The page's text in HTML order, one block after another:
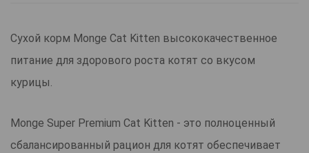
Сухой корм Monge Cat Kitten высококачественное
питание для здорового роста котят со вкусом
курицы.
Monge Super Premium Cat Kitten - это полноценный
сбалансированный рацион для котят обеспечивает